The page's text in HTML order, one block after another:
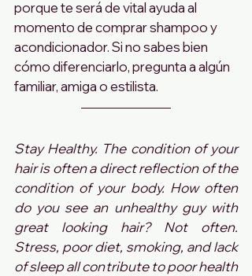
porque te será de vital ayuda al
momento de comprar shampoo y
acondicionador. Si no sabes bien
cómo diferenciarlo, pregunta a algún
familiar, amiga o estilista.
Stay Healthy. The condition of your
hair is often a direct reflection of the
condition of your body. How often
do you see an unhealthy guy with
great looking hair? Not often.
Stress, poor diet, smoking, and lack
of sleep all contribute to poor health